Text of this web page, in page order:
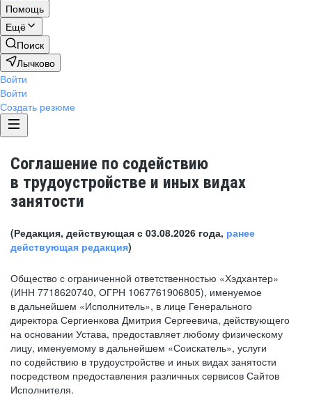
Помощь
Ещё
Поиск
Лычково
Войти
Войти
Создать резюме
Соглашение по содействию
в трудоустройстве и иных видах
занятости
(Редакция, действующая с 03.08.2026 года, ранее
действующая редакция)
Общество с ограниченной ответственностью «Хэдхантер»
(ИНН 7718620740, ОГРН 1067761906805), именуемое
в дальнейшем «Исполнитель», в лице Генерального
директора Сергиенкова Дмитрия Сергеевича, действующего
на основании Устава, предоставляет любому физическому
лицу, именуемому в дальнейшем «Соискатель», услуги
по содействию в трудоустройстве и иных видах занятости
посредством предоставления различных сервисов Сайтов
Исполнителя.